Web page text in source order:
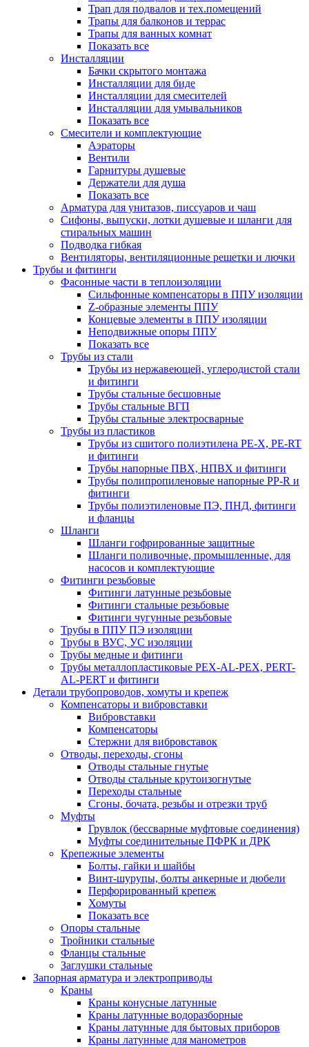
Трап для подвалов и тех.помещений
Трапы для балконов и террас
Трапы для ванных комнат
Показать все
Инсталляции
Бачки скрытого монтажа
Инсталляции для биде
Инсталляции для смесителей
Инсталляции для умывальников
Показать все
Смесители и комплектующие
Аэраторы
Вентили
Гарнитуры душевые
Держатели для душа
Показать все
Арматура для унитазов, писсуаров и чаш
Сифоны, выпуски, лотки душевые и шланги для
стиральных машин
Подводка гибкая
Вентиляторы, вентиляционные решетки и лючки
Трубы и фитинги
Фасонные части в теплоизоляции
Cильфонные компенсаторы в ППУ изоляции
Z-образные элементы ППУ
Концевые элементы в ППУ изоляции
Неподвижные опоры ППУ
Показать все
Трубы из стали
Трубы из нержавеющей, углеродистой стали
и фитинги
Трубы стальные бесшовные
Трубы стальные ВГП
Трубы стальные электросварные
Трубы из пластиков
Трубы из сшитого полиэтилена PE-X, PE-RT
и фитинги
Трубы напорные ПВХ, НПВХ и фитинги
Трубы полипропиленовые напорные PP-R и
фитинги
Трубы полиэтиленовые ПЭ, ПНД, фитинги
и фланцы
Шланги
Шланги гофрированные защитные
Шланги поливочные, промышленные, для
насосов и комплектующие
Фитинги резьбовые
Фитинги латунные резьбовые
Фитинги стальные резьбовые
Фитинги чугунные резьбовые
Трубы в ППУ ПЭ изоляции
Трубы в ВУС, УС изоляции
Трубы медные и фитинги
Трубы металлопластиковые PEX-AL-PEX, PERT-
AL-PERT и фитинги
Детали трубопроводов, хомуты и крепеж
Компенсаторы и вибровставки
Вибровставки
Компенсаторы
Стержни для вибровставок
Отводы, переходы, сгоны
Отводы стальные гнутые
Отводы стальные крутоизогнутые
Переходы стальные
Сгоны, бочата, резьбы и отрезки труб
Муфты
Грувлок (бессварные муфтовые соединения)
Муфты соединительные ПФРК и ДРК
Крепежные элементы
Болты, гайки и шайбы
Винт-шурупы, болты анкерные и дюбели
Перфорированный крепеж
Хомуты
Показать все
Опоры стальные
Тройники стальные
Фланцы стальные
Заглушки стальные
Запорная арматура и электроприводы
Краны
Краны конусные латунные
Краны латунные водоразборные
Краны латунные для бытовых приборов
Краны латунные для манометров